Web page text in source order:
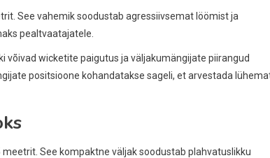
See vahemik soodustab agressiivsemat löömist ja
pealtvaatajatele.
võivad wicketite paigutus ja väljakumängijate piirangud
positsioone kohandatakse sageli, et arvestada
See kompaktne väljak soodustab plahvatuslikku